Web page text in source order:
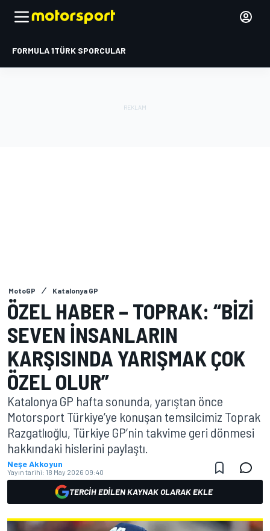
FORMULA 1TÜRK SPORCULAR
MotoGP Katalonya GP
ÖZEL HABER – TOPRAK: “BIZI
SEVEN INSANLARIN
KARŞISINDA YARIŞMAK ÇOK
ÖZEL OLUR”
Katalonya GP hafta sonunda, yarıştan önce
Motorsport Türkiye’ye konuşan temsilcimiz Toprak
Razgatlıoğlu, Türkiye GP’nin takvime geri dönmesi
hakkındaki hislerini paylaştı.
Neşe Akkoyun
Yayın tarihi: 18 May 2026 09:40
TERCIH EDILEN KAYNAK OLARAK EKLE